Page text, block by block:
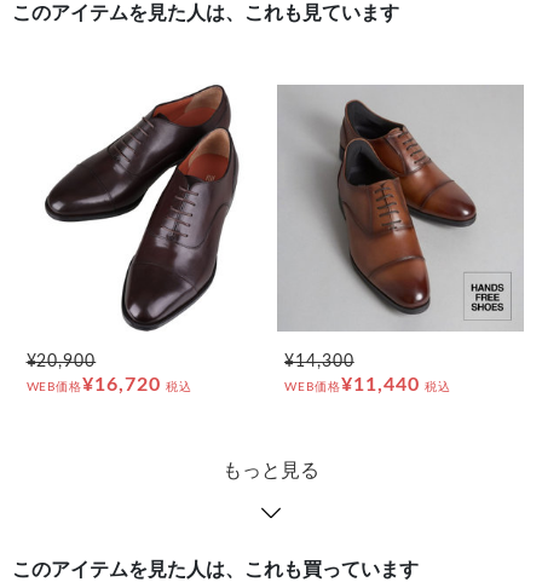
このアイテムを見た人は、これも見ています
¥20,900
WEB価格¥16,720 税込
¥14,300
WEB価格¥11,440 税込
もっと見る
このアイテムを見た人は、これも買っています